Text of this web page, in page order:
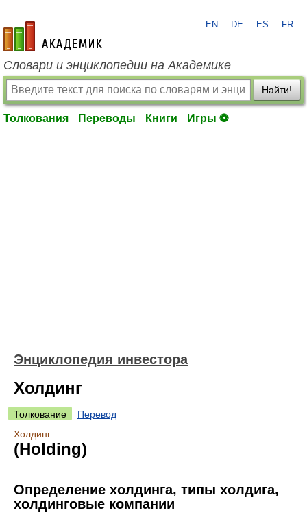
academic.ru
EN DE ES FR
Словари и энциклопедии на Академике
Найти!
Толкования Переводы Книги Игры ⚽
Энциклопедия инвестора
Холдинг
Толкование
Перевод
Холдинг
(Holding)
Определение холдинга, типы холдига,
холдинговые компании